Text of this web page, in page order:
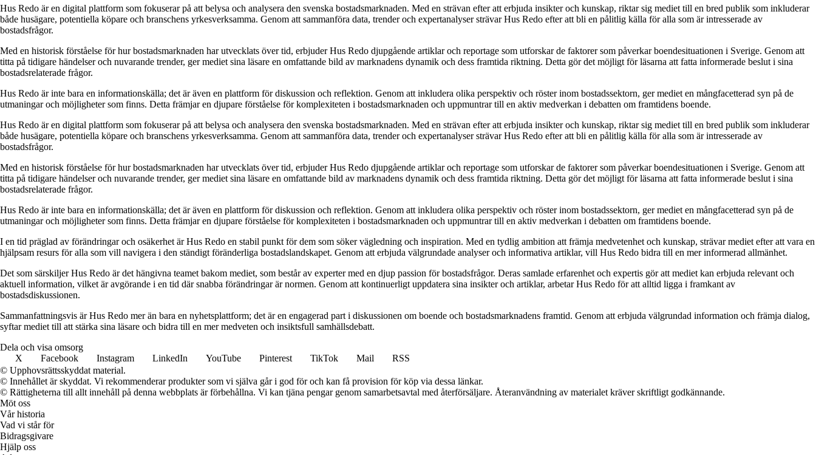
Hus Redo är en digital plattform som fokuserar på att belysa och analysera den svenska bostadsmarknaden. Med en strävan efter att erbjuda insikter och kunskap, riktar sig mediet till en bred publik som inkluderar
både husägare, potentiella köpare och branschens yrkesverksamma. Genom att sammanföra data, trender och expertanalyser strävar Hus Redo efter att bli en pålitlig källa för alla som är intresserade av
bostadsfrågor.
Med en historisk förståelse för hur bostadsmarknaden har utvecklats över tid, erbjuder Hus Redo djupgående artiklar och reportage som utforskar de faktorer som påverkar boendesituationen i Sverige. Genom att
titta på tidigare händelser och nuvarande trender, ger mediet sina läsare en omfattande bild av marknadens dynamik och dess framtida riktning. Detta gör det möjligt för läsarna att fatta informerade beslut i sina
bostadsrelaterade frågor.
Hus Redo är inte bara en informationskälla; det är även en plattform för diskussion och reflektion. Genom att inkludera olika perspektiv och röster inom bostadssektorn, ger mediet en mångfacetterad syn på de
utmaningar och möjligheter som finns. Detta främjar en djupare förståelse för komplexiteten i bostadsmarknaden och uppmuntrar till en aktiv medverkan i debatten om framtidens boende.
Hus Redo är en digital plattform som fokuserar på att belysa och analysera den svenska bostadsmarknaden. Med en strävan efter att erbjuda insikter och kunskap, riktar sig mediet till en bred publik som inkluderar
både husägare, potentiella köpare och branschens yrkesverksamma. Genom att sammanföra data, trender och expertanalyser strävar Hus Redo efter att bli en pålitlig källa för alla som är intresserade av
bostadsfrågor.
Med en historisk förståelse för hur bostadsmarknaden har utvecklats över tid, erbjuder Hus Redo djupgående artiklar och reportage som utforskar de faktorer som påverkar boendesituationen i Sverige. Genom att
titta på tidigare händelser och nuvarande trender, ger mediet sina läsare en omfattande bild av marknadens dynamik och dess framtida riktning. Detta gör det möjligt för läsarna att fatta informerade beslut i sina
bostadsrelaterade frågor.
Hus Redo är inte bara en informationskälla; det är även en plattform för diskussion och reflektion. Genom att inkludera olika perspektiv och röster inom bostadssektorn, ger mediet en mångfacetterad syn på de
utmaningar och möjligheter som finns. Detta främjar en djupare förståelse för komplexiteten i bostadsmarknaden och uppmuntrar till en aktiv medverkan i debatten om framtidens boende.
I en tid präglad av förändringar och osäkerhet är Hus Redo en stabil punkt för dem som söker vägledning och inspiration. Med en tydlig ambition att främja medvetenhet och kunskap, strävar mediet efter att vara en
hjälpsam resurs för alla som vill navigera i den ständigt föränderliga bostadslandskapet. Genom att erbjuda välgrundade analyser och informativa artiklar, vill Hus Redo bidra till en mer informerad allmänhet.
Det som särskiljer Hus Redo är det hängivna teamet bakom mediet, som består av experter med en djup passion för bostadsfrågor. Deras samlade erfarenhet och expertis gör att mediet kan erbjuda relevant och
aktuell information, vilket är avgörande i en tid där snabba förändringar är normen. Genom att kontinuerligt uppdatera sina insikter och artiklar, arbetar Hus Redo för att alltid ligga i framkant av
bostadsdiskussionen.
Sammanfattningsvis är Hus Redo mer än bara en nyhetsplattform; det är en engagerad part i diskussionen om boende och bostadsmarknadens framtid. Genom att erbjuda välgrundad information och främja dialog,
syftar mediet till att stärka sina läsare och bidra till en mer medveten och insiktsfull samhällsdebatt.
Dela och visa omsorg
X
Facebook Instagram LinkedIn YouTube Pinterest TikTok Mail
RSS
© Upphovsrättsskyddat material.
© Innehållet är skyddat. Vi rekommenderar produkter som vi själva går i god för och kan få provision för köp via dessa länkar.
© Rättigheterna till allt innehåll på denna webbplats är förbehållna. Vi kan tjäna pengar genom samarbetsavtal med återförsäljare. Återanvändning av materialet kräver skriftligt godkännande.
Möt oss
Vår historia
Vad vi står för
Bidragsgivare
Hjälp oss